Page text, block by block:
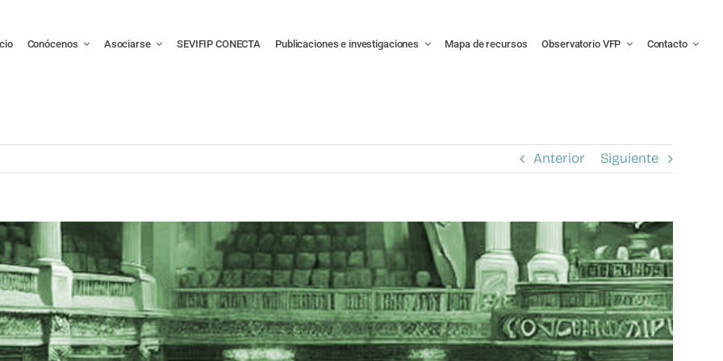
Conócenos Asociarse SEVIFIP CONECTA Publicaciones e investigaciones Mapa de recursos Observatorio VFP Contacto
Anterior Siguiente